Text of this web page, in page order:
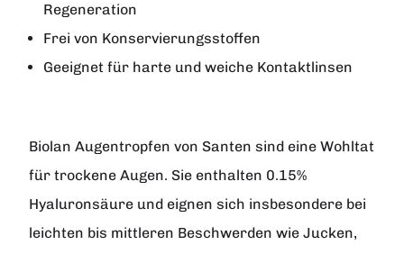
Regeneration
Frei von Konservierungsstoffen
Geeignet für harte und weiche Kontaktlinsen
Biolan Augentropfen von Santen sind eine Wohltat
für trockene Augen. Sie enthalten 0.15%
Hyaluronsäure und eignen sich insbesondere bei
leichten bis mittleren Beschwerden wie Jucken,